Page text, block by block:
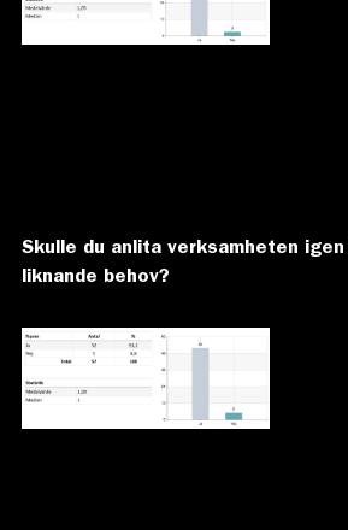
Skulle du anlita verksamheten
liknande behov?